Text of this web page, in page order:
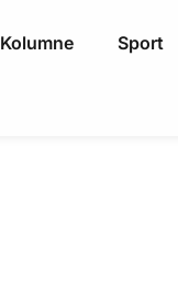
Kolumne Sport